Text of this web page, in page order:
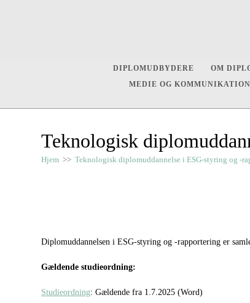
DIPLOMUDBYDERE OM
MEDIE OG KOMMUNIKATION
Teknologisk
Hjem >> Teknologisk diplomuddannelse i ESG-styring og -
Diplomuddannelsen i ESG-styring og -rapporteringer
Gældende studieordning:
Studieordning: Gældende fra 1.7.2025 (Word)